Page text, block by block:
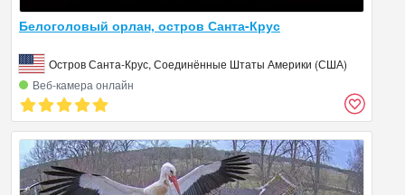
Белоголовый орлан, остров Санта-Крус
Остров Санта-Крус, Соединённые Штаты Америки (США)
Веб‑камера онлайн